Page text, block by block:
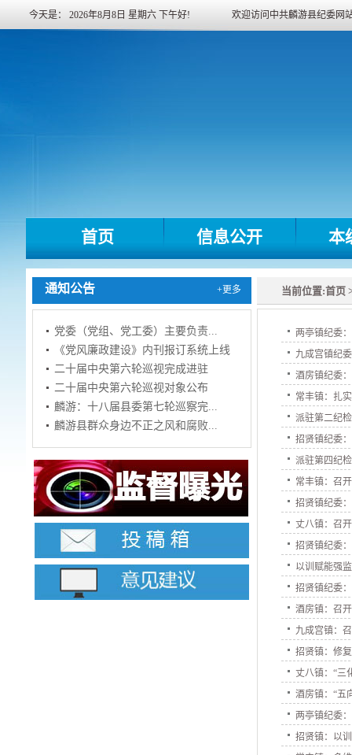
今天是： 2026年8月8日 星期六 下午好! 欢迎访问中共麟游县纪委网
首页 信息公开 本
通知公告 +更多
党委（党组、党工委）主要负责...
《党风廉政建设》内刊报订系统上线
二十届中央第六轮巡视完成进驻
二十届中央第六轮巡视对象公布
麟游：十八届县委第七轮巡察完...
麟游县群众身边不正之风和腐败...
当前位置:首页
两亭镇纪委
九成宫镇纪
酒房镇纪委
常丰镇：扎
派驻第二纪
招贤镇纪委
派驻第四纪
常丰镇：召
招贤镇纪委
丈八镇：召
招贤镇纪委
以训赋能强
招贤镇纪委
酒房镇：召
九成宫镇：
招贤镇：修
丈八镇：“三
酒房镇：“五
两亭镇纪委
招贤镇：以